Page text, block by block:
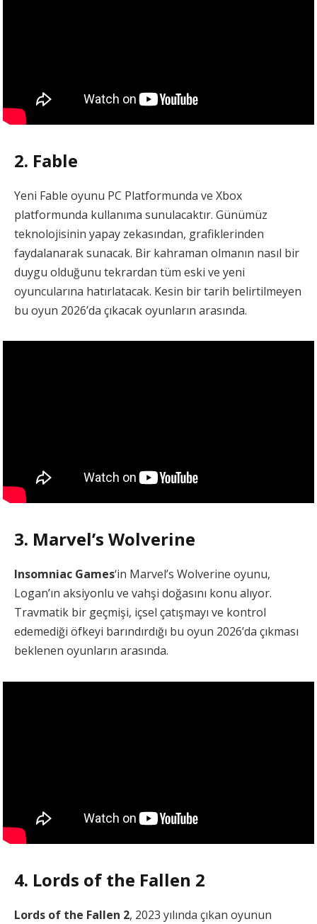
2. Fable
Yeni Fable oyunu PC Platformunda ve Xbox
platformunda kullanıma sunulacaktır. Günümüz
teknolojisinin yapay zekasından, grafiklerinden
faydalanarak sunacak. Bir kahraman olmanın nasıl bir
duygu olduğunu tekrardan tüm eski ve yeni
oyuncularına hatırlatacak. Kesin bir tarih belirtilmeyen
bu oyun 2026’da çıkacak oyunların arasında.
3. Marvel’s Wolverine
Insomniac Games‘in Marvel’s Wolverine oyunu,
Logan’ın aksiyonlu ve vahşi doğasını konu alıyor.
Travmatik bir geçmişi, içsel çatışmayı ve kontrol
edemediği öfkeyi barındırdığı bu oyun 2026’da çıkması
beklenen oyunların arasında.
4. Lords of the Fallen 2
Lords of the Fallen 2, 2023 yılında çıkan oyunun